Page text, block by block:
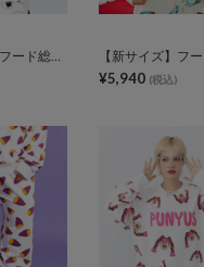
【新サイズ】フード総柄スウェット
¥5,940 (税込)